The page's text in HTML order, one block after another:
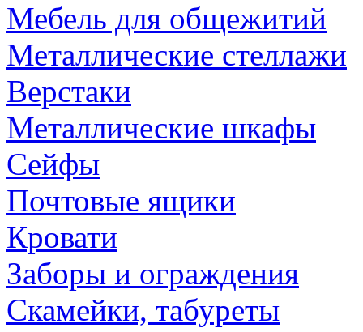
Мебель для общежитий
Металлические стеллажи
Верстаки
Металлические шкафы
Сейфы
Почтовые ящики
Кровати
Заборы и ограждения
Скамейки, табуреты